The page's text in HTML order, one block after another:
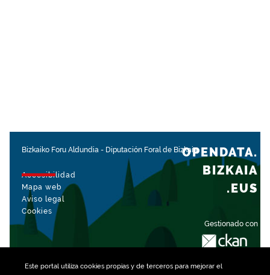
Este portal utiliza cookiespropias y de terceros para mejorar el
Bizkaiko Foru Aldundia - Diputación Foral de Bizkaia
Accesibilidad
Mapa web
Aviso legal
Cookies
Gestionado con
OPENDATA.
BIZKAIA
.EUS